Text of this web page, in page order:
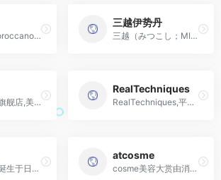
摩洛哥油moroccanoil是专业沙龙级美发品牌
三越伊势丹
三越（みつこし；MITSUKOSHI）是日本历史悠久、高档的大型百货商店之一
麒麟堂海外旗舰店,美妆护肤洗护
RealTechniques
RealTechniques,平价好用性价比高的化妆工具品牌之一
CANMAKE诞生于日本，于1985年成立，属于日本井田制药株式会社旗下品牌，主营业务是化妆品。
atcosme
cosme美容大赏由消费者评选的化妆品排行榜，最具权威的美容化妆品排行榜之一，日本最大级美容综合网站